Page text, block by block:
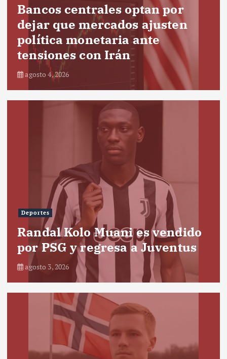
Bancos centrales optan por
dejar que mercados ajusten
política monetaria ante
tensiones con Irán
agosto 4, 2026
Deportes
Randal Kolo Muani es vendido
por PSG y regresa a Juventus
agosto 3, 2026